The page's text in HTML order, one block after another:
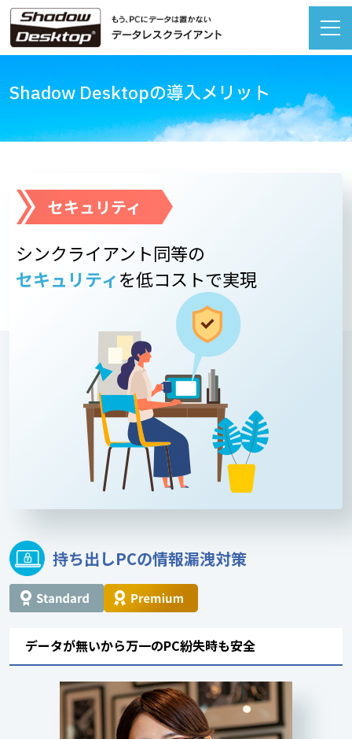
Shadow Desktopの導入メリット
セキュリティ
シンクライアント同等の
セキュリティを低コストで実現
持ち出しPCの情報漏洩対策
データが無いから万一のPC紛失時も安全